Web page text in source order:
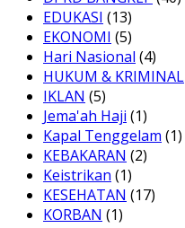
EDUKASI (13)
EKONOMI (5)
Hari Nasional (4)
HUKUM & KRIMINAL
IKLAN (5)
Jema'ah Haji (1)
Kapal Tenggelam (1)
KEBAKARAN (2)
Keistrikan (1)
KESEHATAN (17)
KORBAN (1)